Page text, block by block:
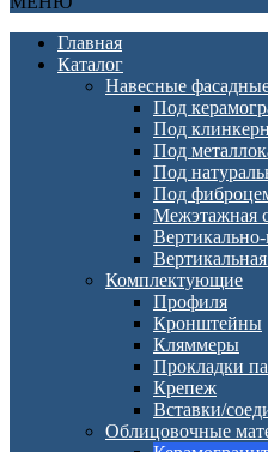
Главная
Каталог
Навесные
Под
Под
Под
Под
Под
Межэтажная
Вертикально-
Комплектующие
Профиля
Кронштейны
Кляммеры
Прокладки
Крепеж
Вставки/
Облицовочные